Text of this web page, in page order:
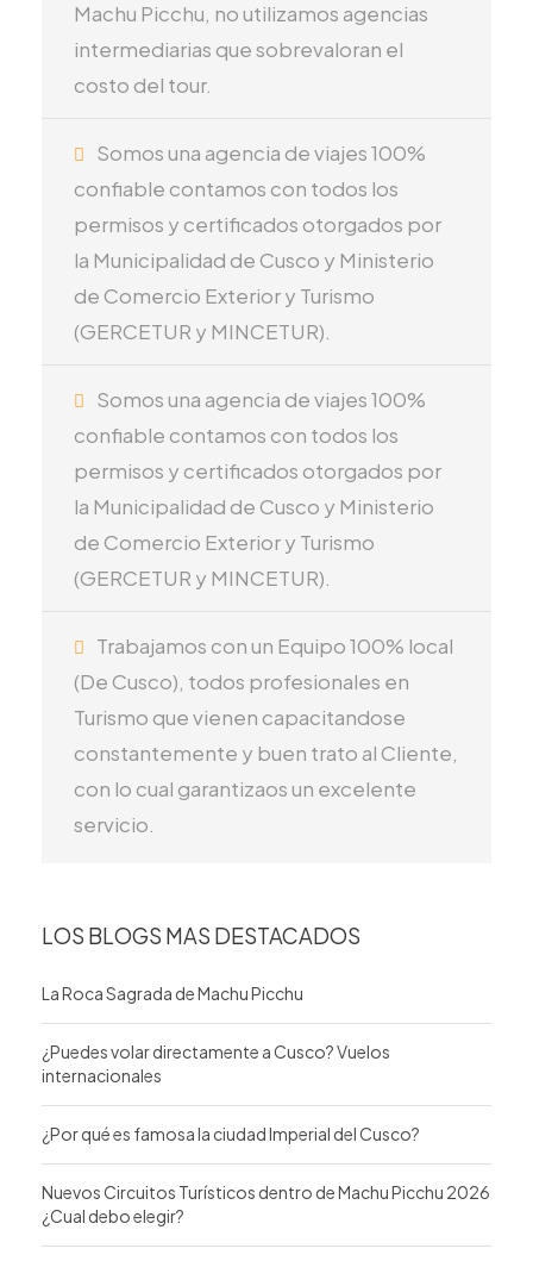
Machu Picchu, no utilizamos agencias
intermediarias que sobrevaloran el
costo del tour.
Somos una agencia de viajes 100%
confiable contamos con todos los
permisos y certificados otorgados por
la Municipalidad de Cusco y Ministerio
de Comercio Exterior y Turismo
(GERCETUR y MINCETUR).
Somos una agencia de viajes 100%
confiable contamos con todos los
permisos y certificados otorgados por
la Municipalidad de Cusco y Ministerio
de Comercio Exterior y Turismo
(GERCETUR y MINCETUR).
Trabajamos con un Equipo 100% local
(De Cusco), todos profesionales en
Turismo que vienen capacitandose
constantemente y buen trato al Cliente,
con lo cual garantizaos un excelente
servicio.
LOS BLOGS MAS DESTACADOS
La Roca Sagrada de Machu Picchu
¿Puedes volar directamente a Cusco? Vuelos
internacionales
¿Por qué es famosa la ciudad Imperial del Cusco?
Nuevos Circuitos Turísticos dentro de Machu Picchu 2026
¿Cual debo elegir?